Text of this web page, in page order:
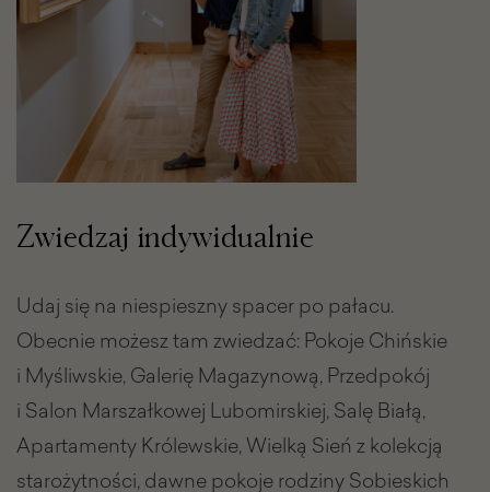
Zwiedzaj indywidualnie
Udaj się na niespieszny spacer po pałacu.
Obecnie możesz tam zwiedzać: Pokoje Chińskie
i Myśliwskie, Galerię Magazynową, Przedpokój
i Salon Marszałkowej Lubomirskiej, Salę Białą,
Apartamenty Królewskie, Wielką Sień z kolekcją
starożytności, dawne pokoje rodziny Sobieskich